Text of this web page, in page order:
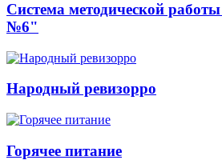
Система методической
№6"
Народный ревизорро
Горячее питание